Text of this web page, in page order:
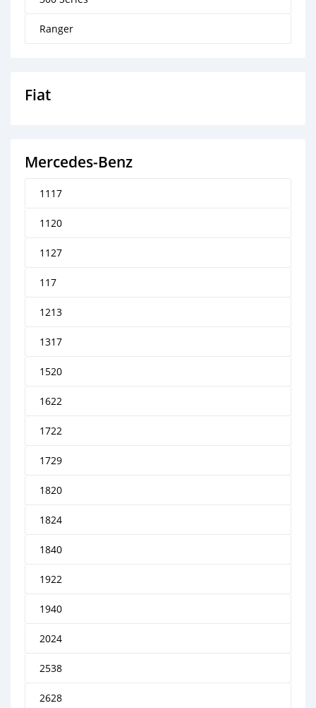
Ranger
Fiat
Mercedes‒Benz
1117
1120
1127
117
1213
1317
1520
1622
1722
1729
1820
1824
1840
1922
1940
2024
2538
2628